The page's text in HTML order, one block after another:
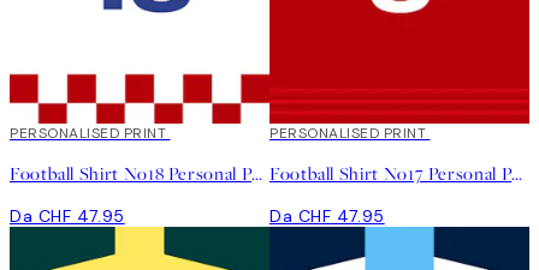
PERSONALISED PRINT
Football Shirt No18 Personal Poster
Da CHF 47.95
PERSONALISED PRINT
Football Shirt No17 Personal Poster
Da CHF 47.95